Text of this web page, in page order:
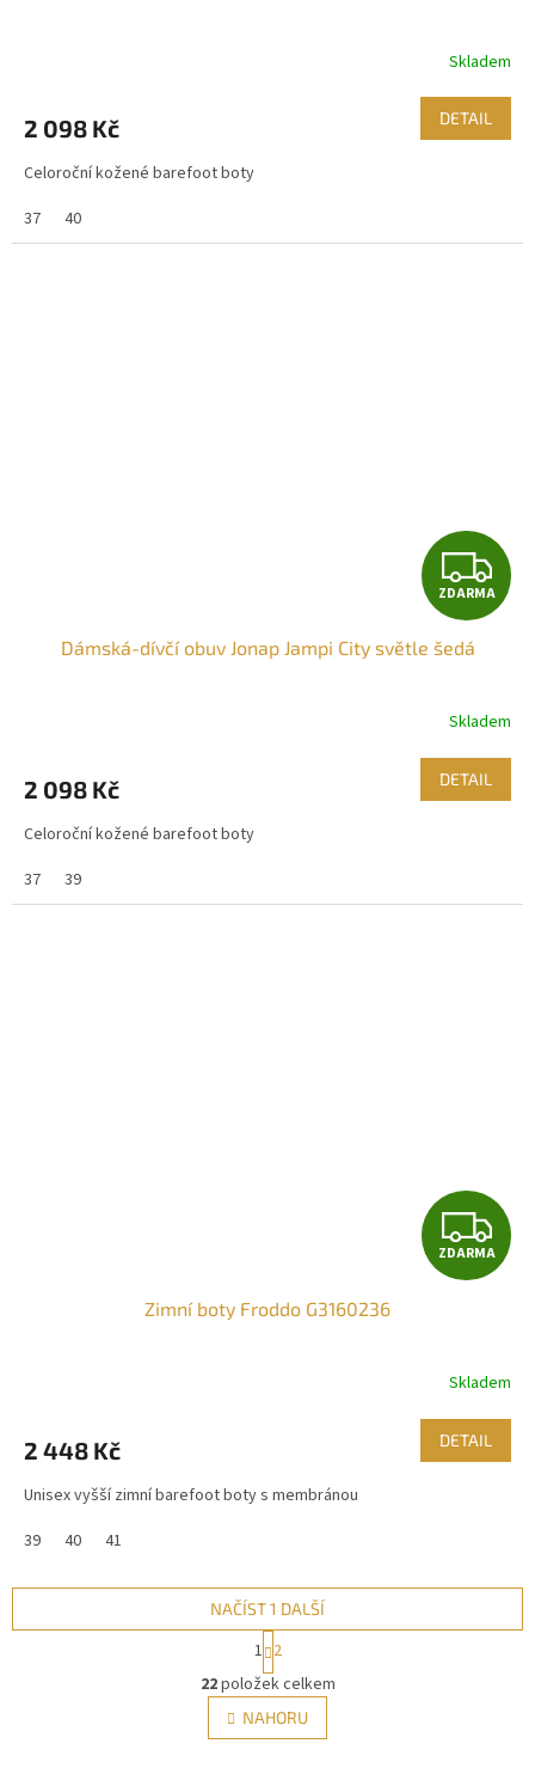
R
M
A
Skladem
2 098 Kč DETAIL
Celoroční kožené barefoot boty
37
40
Z
D
R
M
A
ZDARMA
Dámská-dívčí obuv Jonap Jampi City světle šedá
Skladem
2 098 Kč DETAIL
Celoroční kožené barefoot boty
37
39
Z
D
R
M
A
ZDARMA
Zimní boty Froddo G3160236
Skladem
2 448 Kč DETAIL
Unisex vyšší zimní barefoot boty s membránou
39
40 41
O
v
l
á
NAČÍST 1 DALŠÍ
S
t
r
á
n
k
1 2
22položek celkem
NAHORU